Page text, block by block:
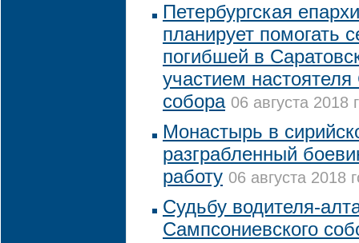
Петербургская
планирует помогать
погибшей в
участием
собора 06 августа 2018
Монастырь в
разграбленный
работу 06 августа 2018
Судьбу водителя-
Сампсониевского